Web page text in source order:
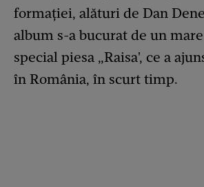
formației, alături de Dan
album s-a bucurat de un
special piesa „Raisa', ce a
în România, în scurt timp.